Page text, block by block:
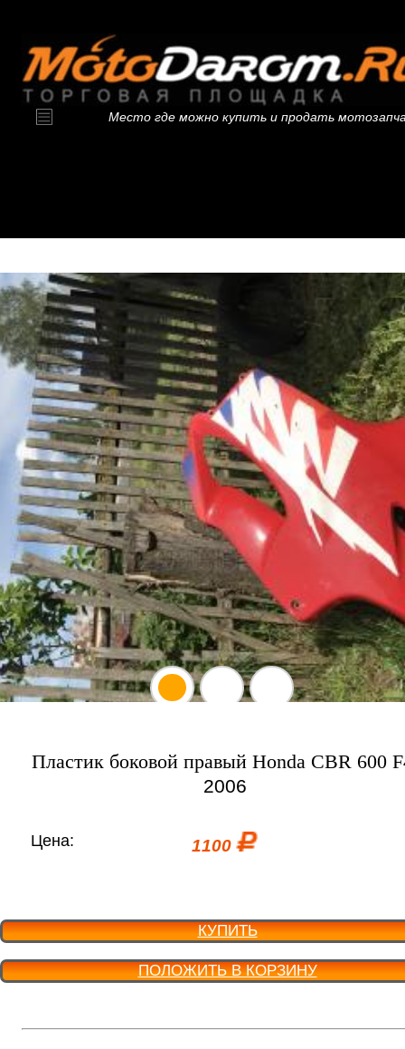
Место где можно купить и продать
Пластик боковой правый Honda CBR 600
2006
Цена: 1100
КУПИТЬ
ПОЛОЖИТЬ В КОРЗИНУ